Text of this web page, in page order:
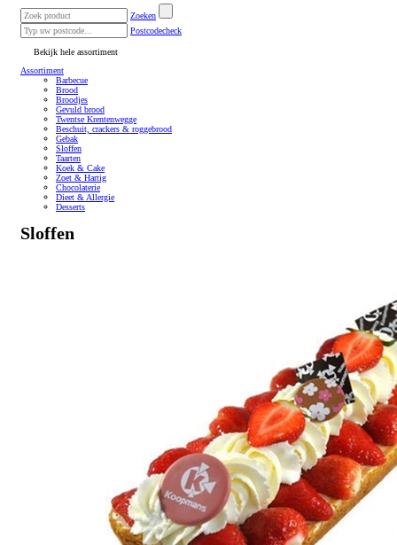
Zoeken
Postcodecheck
Bekijk hele assortiment
Assortiment
Barbecue
Brood
Broodjes
Gevuld brood
Twentse Krentenwegge
Beschuit, crackers & roggebrood
Gebak
Sloffen
Taarten
Koek & Cake
Zoet & Hartig
Chocolaterie
Dieet & Allergie
Desserts
Sloffen